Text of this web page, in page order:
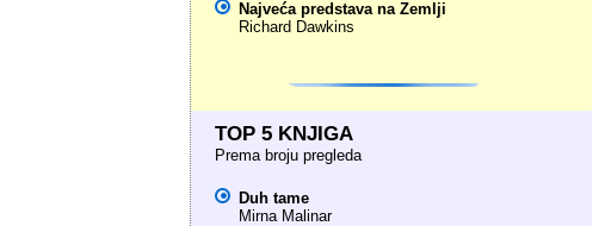
Najveća predstava na Zemlji
Richard Dawkins
TOP 5 KNJIGA
Prema broju pregleda
Duh tame
Mirna Malinar